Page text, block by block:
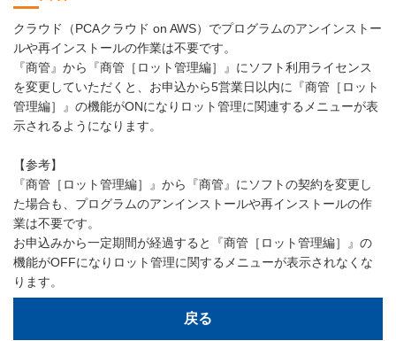
クラウド（PCAクラウド on AWS）でプログラムのアンインストー
ルや再インストールの作業は不要です。
『商管』から『商管［ロット管理編］』にソフト利用ライセンス
を変更していただくと、お申込から5営業日以内に『商管［ロット
管理編］』の機能がONになりロット管理に関連するメニューが表
示されるようになります。
【参考】
『商管［ロット管理編］』から『商管』にソフトの契約を変更し
た場合も、プログラムのアンインストールや再インストールの作
業は不要です。
お申込みから一定期間が経過すると『商管［ロット管理編］』の
機能がOFFになりロット管理に関するメニューが表示されなくな
ります。
戻る